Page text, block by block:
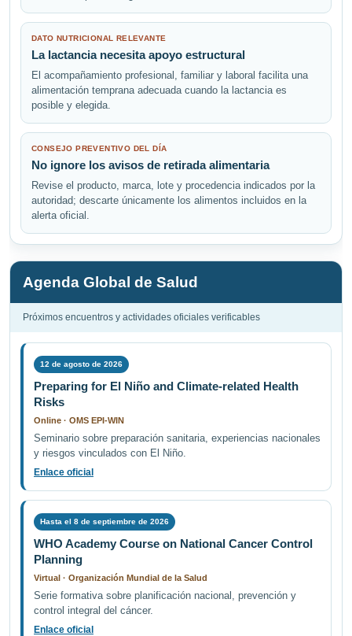
DATO NUTRICIONAL RELEVANTE
La lactancia necesita apoyo estructural
El acompañamiento profesional, familiar y laboral facilita una
alimentación temprana adecuada cuando la lactancia es
posible y elegida.
CONSEJO PREVENTIVO DEL DÍA
No ignore los avisos de retirada alimentaria
Revise el producto, marca, lote y procedencia indicados por la
autoridad; descarte únicamente los alimentos incluidos en la
alerta oficial.
Agenda Global de Salud
Próximos encuentros y actividades oficiales verificables
12 de agosto de 2026
Preparing for El Niño and Climate-related Health
Risks
Online · OMS EPI-WIN
Seminario sobre preparación sanitaria, experiencias nacionales
y riesgos vinculados con El Niño.
Enlace oficial
Hasta el 8 de septiembre de 2026
WHO Academy Course on National Cancer Control
Planning
Virtual · Organización Mundial de la Salud
Serie formativa sobre planificación nacional, prevención y
control integral del cáncer.
Enlace oficial